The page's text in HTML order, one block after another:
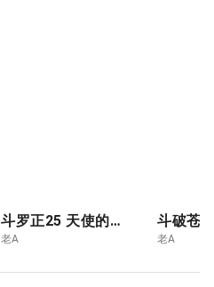
斗罗正25 天使的暗面
老A 老A